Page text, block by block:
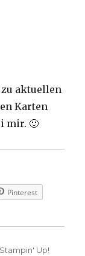
aktuellen
Karten
mir. 🙂
Pinterest
Stampin' Up!